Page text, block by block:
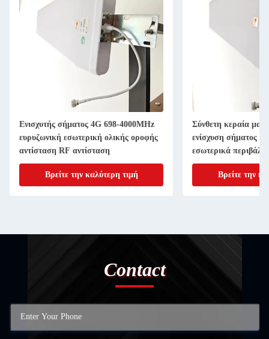
Ενισχυτής σήματος 4G 698-4000MHz
ευρυζωνική εσωτερική ολικής οροφής
αντίσταση RF αντίσταση
Βρείτε την καλύτερη τιμή
Σύνθετη κεραία
ενίσχυση σήματος
εσωτερικά
Βρείτε την
Contact